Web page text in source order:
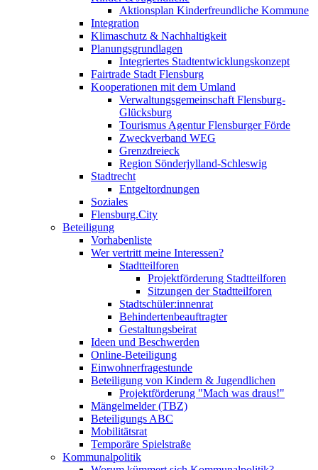
Aktionsplan Kinderfreundliche Kommune
Integration
Klimaschutz & Nachhaltigkeit
Planungsgrundlagen
Integriertes Stadtentwicklungskonzept
Fairtrade Stadt Flensburg
Kooperationen mit dem Umland
Verwaltungsgemeinschaft Flensburg-
Glücksburg
Tourismus Agentur Flensburger Förde
Zweckverband WEG
Grenzdreieck
Region Sönderjylland-Schleswig
Stadtrecht
Entgeltordnungen
Soziales
Flensburg.City
Beteiligung
Vorhabenliste
Wer vertritt meine Interessen?
Stadtteilforen
Projektförderung Stadtteilforen
Sitzungen der Stadtteilforen
Stadtschüler:innenrat
Behindertenbeauftragter
Gestaltungsbeirat
Ideen und Beschwerden
Online-Beteiligung
Einwohnerfragestunde
Beteiligung von Kindern & Jugendlichen
Projektförderung "Mach was draus!"
Mängelmelder (TBZ)
Beteiligungs ABC
Mobilitätsrat
Temporäre Spielstraße
Kommunalpolitik